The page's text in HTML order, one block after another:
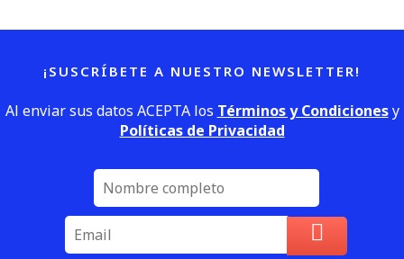
¡SUSCRÍBETE A NUESTRO NEWSLETTER!
Al enviar sus datos ACEPTA los Términos y Condicionesy
Políticas de Privacidad